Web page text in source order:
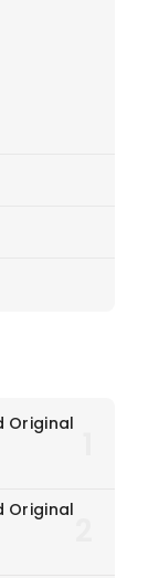
Original
Original